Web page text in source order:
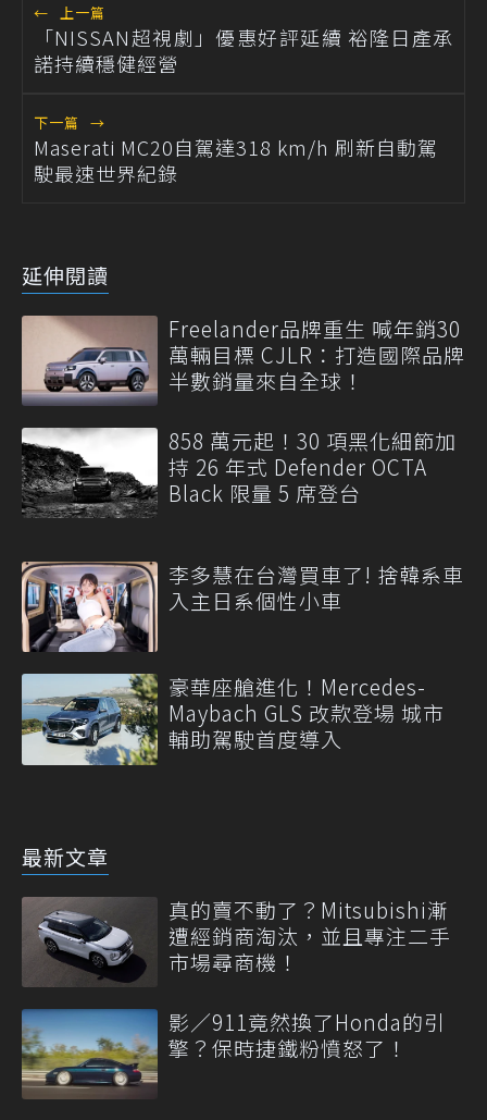
← 上一篇
「NISSAN超視劇」優惠好評延續 裕隆日產承
諾持續穩健經營
下一篇 →
Maserati MC20自駕達318 km/h 刷新自動駕
駛最速世界紀錄
延伸閱讀
Freelander品牌重生 喊年銷30
萬輛目標 CJLR：打造國際品牌
半數銷量來自全球！
858 萬元起！30 項黑化細節加
持 26 年式 Defender OCTA
Black 限量 5 席登台
李多慧在台灣買車了! 捨韓系車
入主日系個性小車
豪華座艙進化！Mercedes-
Maybach GLS 改款登場 城市
輔助駕駛首度導入
最新文章
真的賣不動了？Mitsubishi漸
遭經銷商淘汰，並且專注二手
市場尋商機！
影／911竟然換了Honda的引
擎？保時捷鐵粉憤怒了！